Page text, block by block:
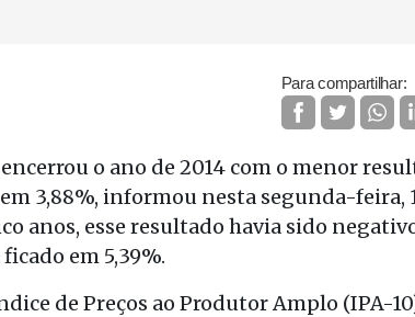
Para compartilhar:
o ano de 2014 com o menor
3,88%, informou nesta segunda-feira,
anos, esse resultado havia sido
em 5,39%.
de Preços ao Produtor Amplo (IPA-